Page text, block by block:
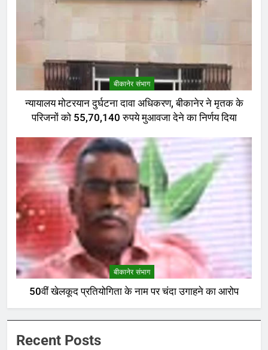
बीकानेर संभाग
न्यायालय मोटरयान दुर्घटना दावा अधिकरण, बीकानेर ने मृतक के
परिजनों को 55,70,140 रुपये मुआवजा देने का निर्णय दिया
बीकानेर संभाग
50वीं खेलकूद प्रतियोगिता के नाम पर चंदा उगाहने का आरोप
Recent Posts